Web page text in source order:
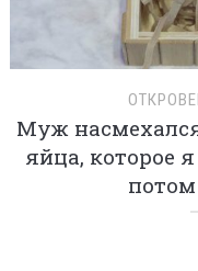
Муж
яйца, которое